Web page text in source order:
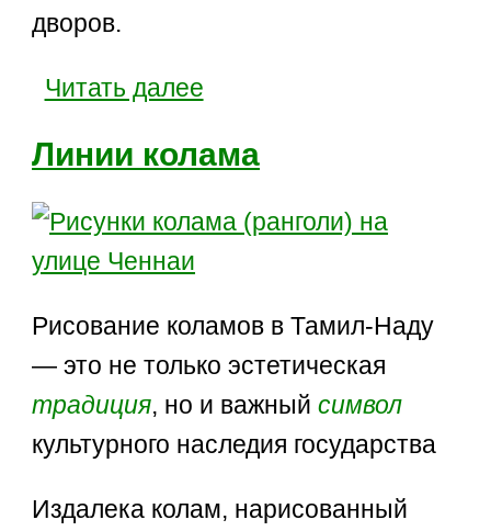
дворов.
Читать далее
Линии колама
Рисование коламов в Тамил-Наду
— это не только эстетическая
традиция, но и важныйсимвол
культурного наследия государства
Издалека колам, нарисованный